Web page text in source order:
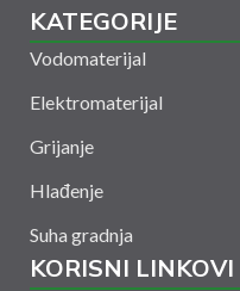
KATEGORIJE
Vodomaterijal
Elektromaterijal
Grijanje
Hlađenje
Suha gradnja
KORISNI LINKOVI